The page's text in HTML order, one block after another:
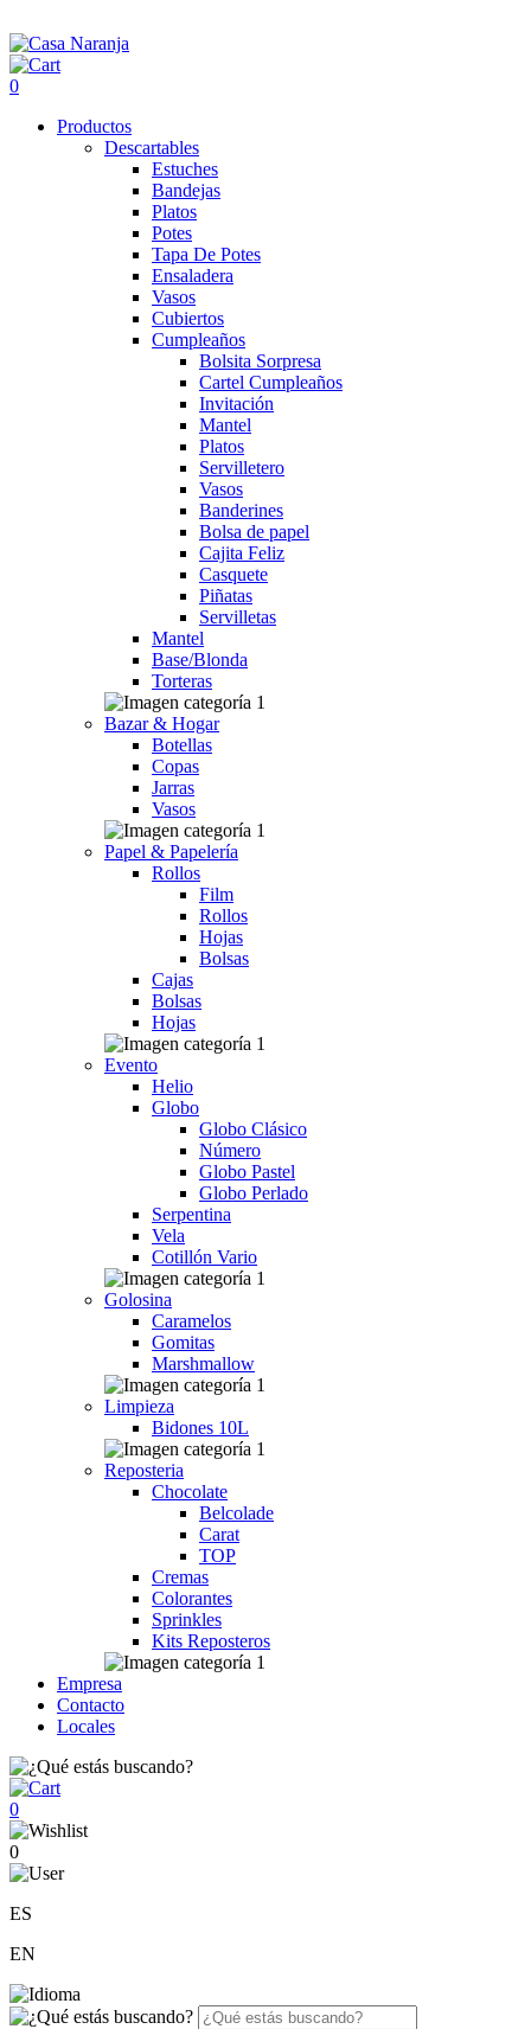
0
Productos
Descartables
Estuches
Bandejas
Platos
Potes
Tapa De Potes
Ensaladera
Vasos
Cubiertos
Cumpleaños
Bolsita Sorpresa
Cartel Cumpleaños
Invitación
Mantel
Platos
Servilletero
Vasos
Banderines
Bolsa de papel
Cajita Feliz
Casquete
Piñatas
Servilletas
Mantel
Base/Blonda
Torteras
Bazar & Hogar
Botellas
Copas
Jarras
Vasos
Papel & Papelería
Rollos
Film
Rollos
Hojas
Bolsas
Cajas
Bolsas
Hojas
Evento
Helio
Globo
Globo Clásico
Número
Globo Pastel
Globo Perlado
Serpentina
Vela
Cotillón Vario
Golosina
Caramelos
Gomitas
Marshmallow
Limpieza
Bidones 10L
Reposteria
Chocolate
Belcolade
Carat
TOP
Cremas
Colorantes
Sprinkles
Kits Reposteros
Empresa
Contacto
Locales
0
0
ES
EN